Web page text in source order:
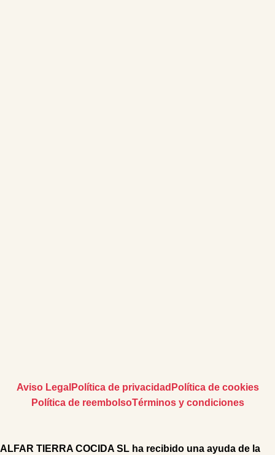
Aviso Legal Política de privacidad Política de cookies
Política de reembolsoTérminos y condiciones
ALFAR TIERRA COCIDA SL ha recibido una ayuda de la